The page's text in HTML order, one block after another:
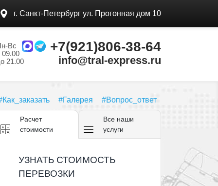
г. Санкт-Петербург ул. Прогонная дом 10
+7(921)806-38-64
info@tral-express.ru
Вс
09.00
21.00
#Вопрос_ответ
#Галерея
Расчет
стоимости
Все наши
услуги
УЗНАТЬ СТОИМОСТЬ
ПЕРЕВОЗКИ